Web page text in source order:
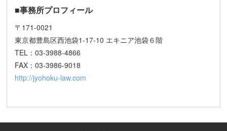
■事務所プロフィール
〒171-0021
東京都豊島区西池袋1-17-10 エキニア池袋６階
TEL：03-3988-4866
FAX：03-3986-9018
http://jyohoku-law.com